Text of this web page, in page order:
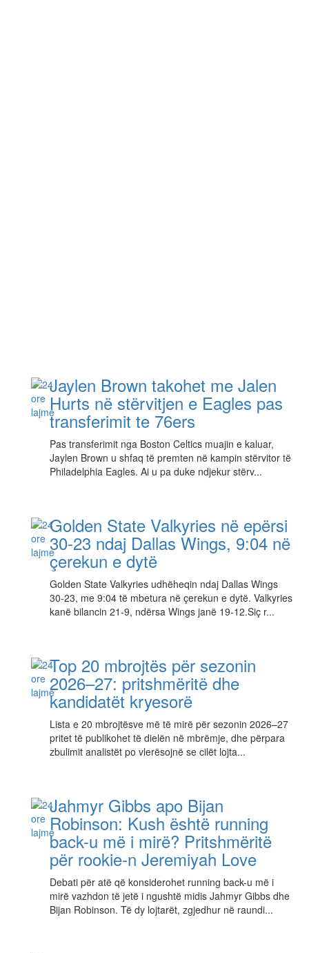
Jaylen Brown takohet me Jalen
Hurts në stërvitjen e Eagles pas
transferimit te 76ers
Pas transferimit nga Boston Celtics muajin e kaluar,
Jaylen Brown u shfaq të premten në kampin stërvitor të
Philadelphia Eagles. Ai u pa duke ndjekur stërv...
Golden State Valkyries në epërsi
30-23 ndaj Dallas Wings, 9:04 në
çerekun e dytë
Golden State Valkyries udhëheqin ndaj Dallas Wings
30-23, me 9:04 të mbetura në çerekun e dytë. Valkyries
kanë bilancin 21-9, ndërsa Wings janë 19-12.Siç r...
Top 20 mbrojtës për sezonin
2026–27: pritshmëritë dhe
kandidatët kryesorë
Lista e 20 mbrojtësve më të mirë për sezonin 2026–27
pritet të publikohet të dielën në mbrëmje, dhe përpara
zbulimit analistët po vlerësojnë se cilët lojta...
Jahmyr Gibbs apo Bijan
Robinson: Kush është running
back-u më i mirë? Pritshmëritë
për rookie-n Jeremiyah Love
Debati për atë që konsiderohet running back-u më i
mirë vazhdon të jetë i ngushtë midis Jahmyr Gibbs dhe
Bijan Robinson. Të dy lojtarët, zgjedhur në raundi...